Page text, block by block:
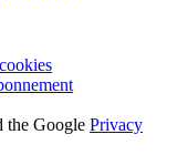
the Google Privacy